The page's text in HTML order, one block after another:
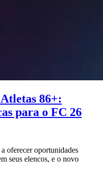
86+:
para o FC 26
oferecer oportunidades
seus elencos, e o novo